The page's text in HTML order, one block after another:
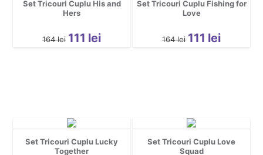
Set Tricouri Cuplu His and
Hers
164 lei 111 lei
Set Tricouri Cuplu Fishing for
Love
164 lei 111 lei
Set Tricouri Cuplu Lucky
Together
Set Tricouri Cuplu Love
Squad